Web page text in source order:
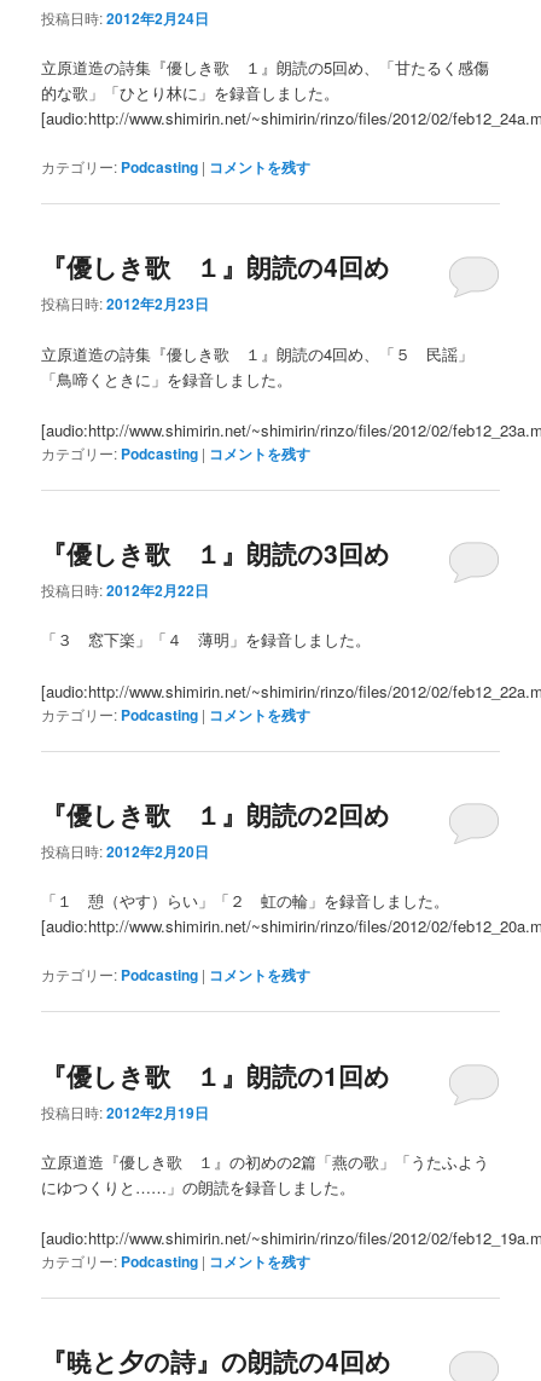
投稿日時:2012年2月24日
立原道造の詩集『優しき歌 １』朗読の5回め、「甘たるく感傷
的な歌」「ひとり林に」を録音しました。
[audio:http://www.shimirin.net/~shimirin/rinzo/files/2012/02/
カテゴリー: Podcasting | コメントを残す
『優しき歌 １』朗読の4回め
投稿日時:2012年2月23日
立原道造の詩集『優しき歌 １』朗読の4回め、「５ 民謡」
「鳥啼くときに」を録音しました。
[audio:http://www.shimirin.net/~shimirin/rinzo/files/2012/02/
カテゴリー: Podcasting | コメントを残す
『優しき歌 １』朗読の3回め
投稿日時:2012年2月22日
「３ 窓下楽」「４ 薄明」を録音しました。
[audio:http://www.shimirin.net/~shimirin/rinzo/files/2012/02/
カテゴリー: Podcasting | コメントを残す
『優しき歌 １』朗読の2回め
投稿日時:2012年2月20日
「１ 憩（やす）らい」「２ 虹の輪」を録音しました。
[audio:http://www.shimirin.net/~shimirin/rinzo/files/2012/02/
カテゴリー: Podcasting | コメントを残す
『優しき歌 １』朗読の1回め
投稿日時:2012年2月19日
立原道造『優しき歌 １』の初めの2篇「燕の歌」「うたふよう
にゆつくりと……」の朗読を録音しました。
[audio:http://www.shimirin.net/~shimirin/rinzo/files/2012/02/
カテゴリー: Podcasting | コメントを残す
『暁と夕の詩』の朗読の4回め